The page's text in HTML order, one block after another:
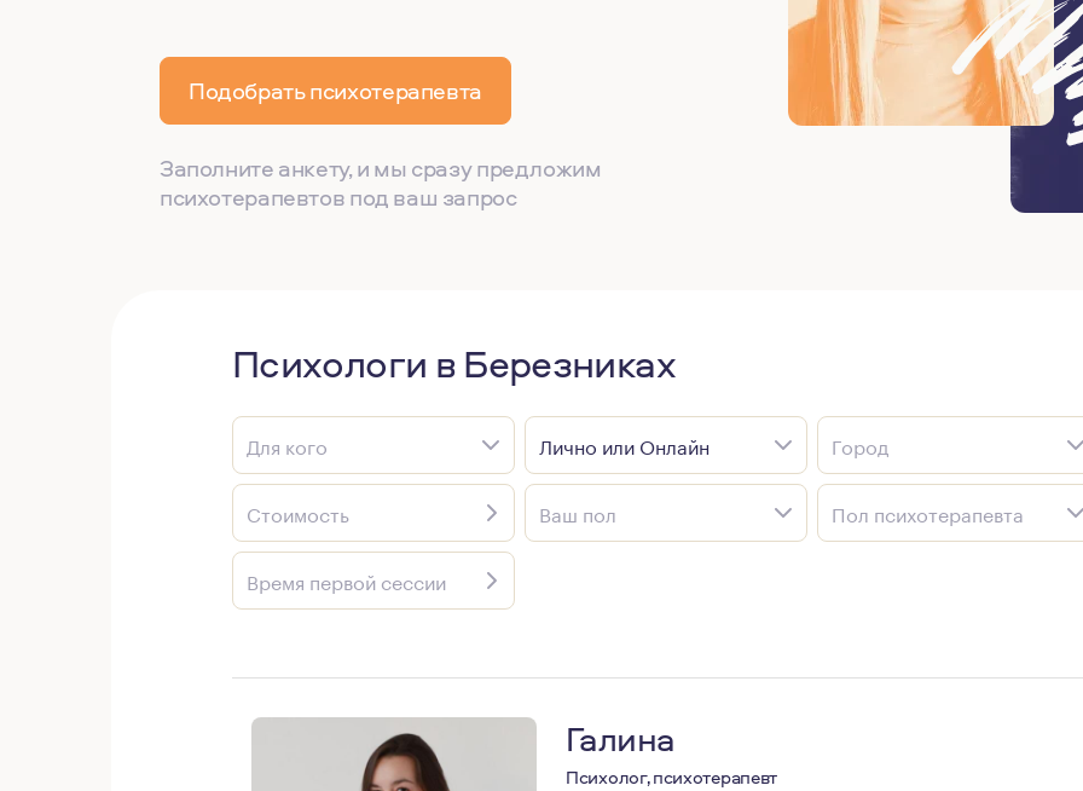
Подобрать психотерапевта
Заполните анкету, и мы сразу предложим
психотерапевтов под ваш запрос
Психологи в Березниках
Для кого Лично или Онлайн Город
Стоимость Ваш пол Пол психотерапевта
Время первой сессии
Галина
Психолог, психотерапевт